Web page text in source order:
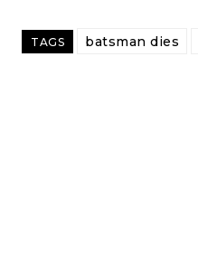
TAGS batsman dies